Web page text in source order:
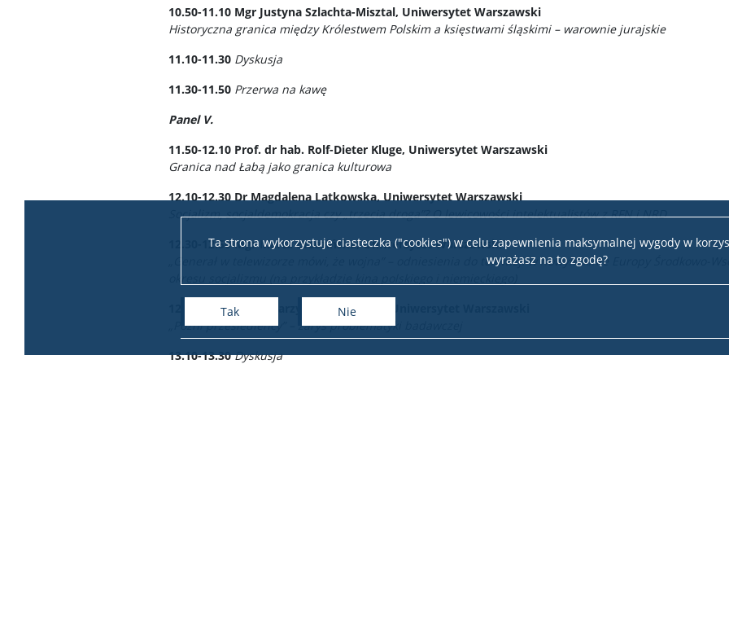
Ta strona wykorzystuje ciasteczka ("cookies") w celu zapewnienia maksymalnej wygody w
wyrażasz na to zgodę?
Tak Nie
10.50-11.10 Mgr Justyna Szlachta-Misztal, Uniwersytet Warszawski
Historyczna granica między Królestwem Polskim a księstwami śląskimi – warownie jurajskie
11.10-11.30 Dyskusja
11.30-11.50 Przerwa na kawę
Panel V.
11.50-12.10 Prof. dr hab. Rolf-Dieter Kluge, Uniwersytet Warszawski
Granica nad Łabą jako granica kulturowa
12.10-12.30 Dr Magdalena Latkowska, Uniwersytet Warszawski
Socjalizm, socjaldemokracja czy „trzecia droga”? O lewicowości intelektualistów z RFN i NRD
12.30-12.50Mgr Marta Brzezińska, Uniwersytet Warszawski
„Generał w telewizorze mówi, że wojna” – odniesienia do telewizji w nowym kinie Europy Środkowo-
12.50-13.10Mgr Katarzyna Karwowska, Uniwersytet Warszawski
„Późni przesiedleńcy” – zarys problematyki badawczej
13.10-13.30Dyskusja